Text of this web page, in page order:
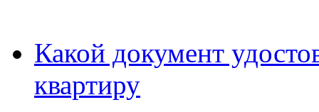
Какой документ
квартиру